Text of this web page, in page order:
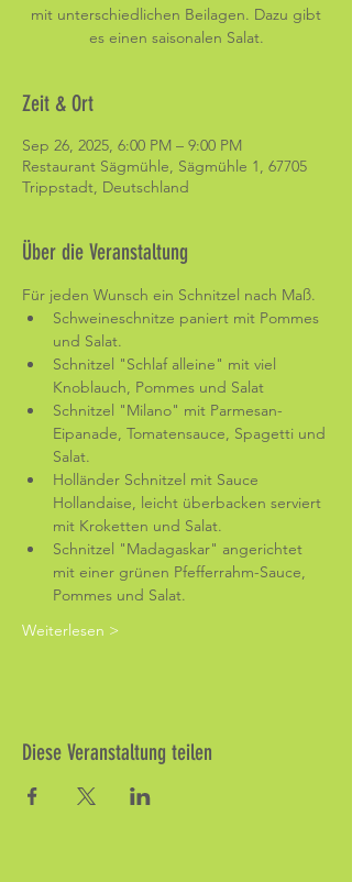
mit unterschiedlichen Beilagen. Dazu gibt
es einen saisonalen Salat.
Zeit & Ort
Sep 26, 2025, 6:00 PM – 9:00 PM
Restaurant Sägmühle, Sägmühle 1, 67705
Trippstadt, Deutschland
Über die Veranstaltung
Für jeden Wunsch ein Schnitzel nach Maß.
Schweineschnitze paniert mit Pommes
und Salat.
Schnitzel "Schlaf alleine" mit viel
Knoblauch, Pommes und Salat
Schnitzel "Milano" mit Parmesan-
Eipanade, Tomatensauce, Spagetti und
Salat.
Holländer Schnitzel mit Sauce
Hollandaise, leicht überbacken serviert
mit Kroketten und Salat.
Schnitzel "Madagaskar" angerichtet
mit einer grünen Pfefferrahm-Sauce,
Pommes und Salat.
Weiterlesen >
Diese Veranstaltung teilen